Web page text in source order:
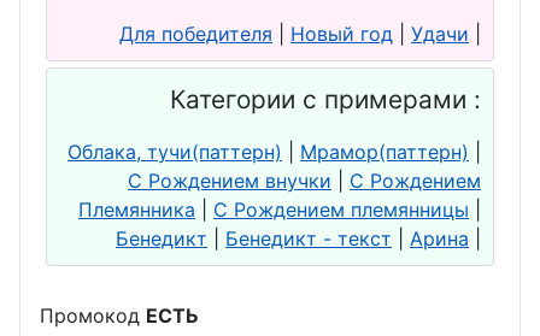
Для победителя Новый год Удачи
Категории с примерами :
Облака, тучи(паттерн) Мрамор(паттерн)
С Рождением внучки
С Рождением
Племянника
С Рождением племянницы
Бенедикт
Бенедикт - текст Арина
Промокод ЕСТЬ